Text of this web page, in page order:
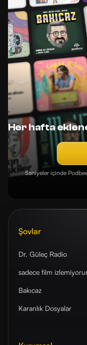
Her hafta
Saniyeler içinde
Şovlar
Dr. Güleç Radio
sadece film
Bakıcaz
Karanlık Dosyalar